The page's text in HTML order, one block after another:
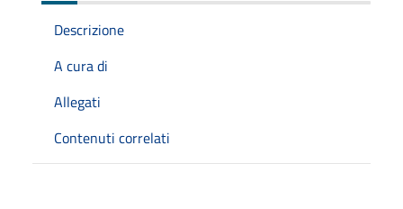
Descrizione
A cura di
Allegati
Contenuti correlati